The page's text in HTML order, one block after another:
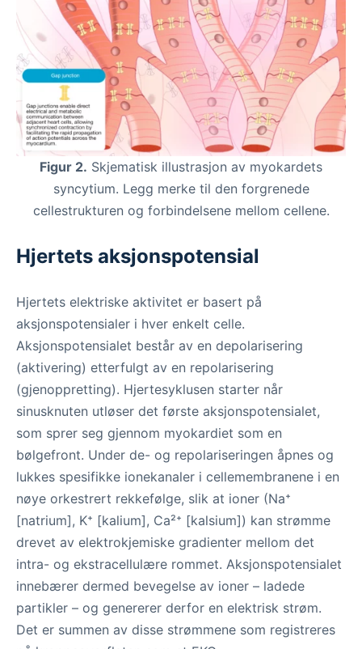
Figur 2. Skjematisk illustrasjon av myokardets
syncytium. Legg merke til den forgrenede
cellestrukturen og forbindelsene mellom cellene.
Hjertets aksjonspotensial
Hjertets elektriske aktivitet er basert på
aksjonspotensialer i hver enkelt celle.
Aksjonspotensialet består av en depolarisering
(aktivering) etterfulgt av en repolarisering
(gjenoppretting). Hjertesyklusen starter når
sinusknuten utløser det første aksjonspotensialet,
som sprer seg gjennom myokardiet som en
bølgefront. Under de- og repolariseringen åpnes og
lukkes spesifikke ionekanaler i cellemembranene i en
nøye orkestrert rekkefølge, slik at ioner (Na⁺
[natrium], K⁺ [kalium], Ca²⁺ [kalsium]) kan strømme
drevet av elektrokjemiske gradienter mellom det
intra- og ekstracellulære rommet. Aksjonspotensialet
innebærer dermed bevegelse av ioner – ladede
partikler – og genererer derfor en elektrisk strøm.
Det er summen av disse strømmene som registreres